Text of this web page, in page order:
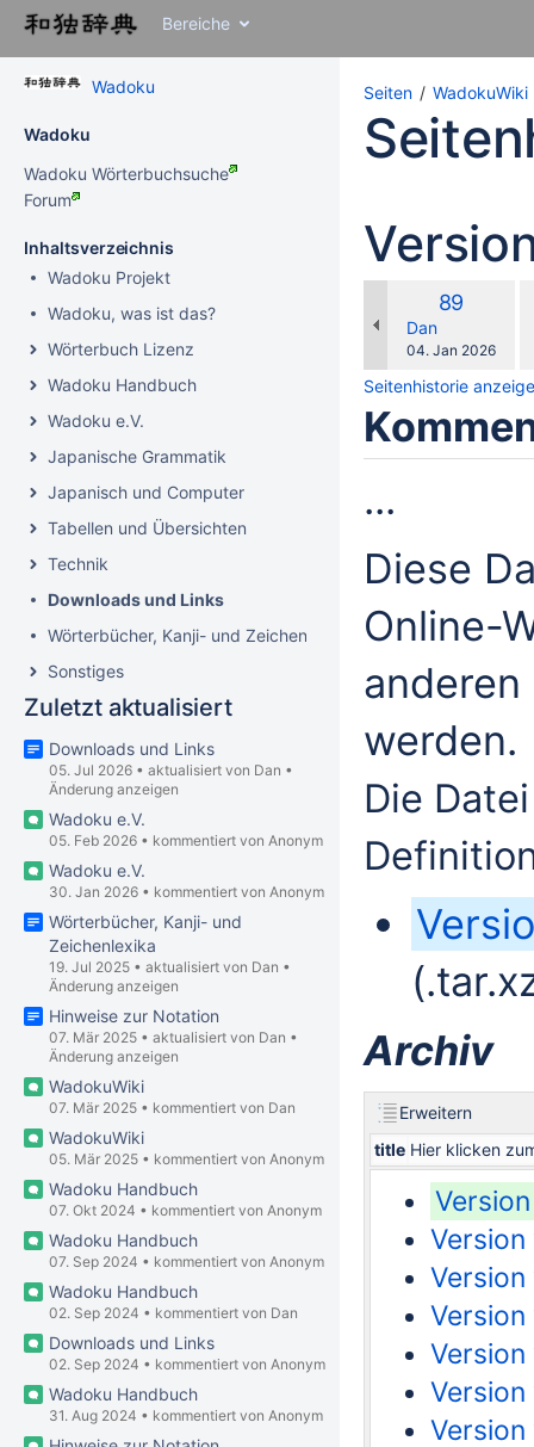
Inhalt
springen
springen
Überschriftmenü
springen
Aktionsmenü
springen
Schnellsuche
springen
Bereiche
Wadoku
Wadoku
Wadoku Wörterbuchsuche
Forum
Inhaltsverzeichnis
Wadoku Projekt
Wadoku, was ist das?
Wörterbuch Lizenz
Wadoku Handbuch
Wadoku e.V.
Japanische Grammatik
Japanisch und Computer
Tabellen und Übersichten
Technik
Downloads und Links
Wörterbücher, Kanji- und Zeichenlexika
Sonstiges
Zuletzt aktualisiert
Downloads und Links
05. Jul 2026 • aktualisiert von Dan •
Änderung anzeigen
Wadoku e.V.
05. Feb 2026 • kommentiert von Anonym
Wadoku e.V.
30. Jan 2026 • kommentiert von Anonym
Wörterbücher, Kanji- und
Zeichenlexika
19. Jul 2025 • aktualisiert von Dan •
Änderung anzeigen
Hinweise zur Notation
07. Mär 2025 • aktualisiert von Dan •
Änderung anzeigen
WadokuWiki
07. Mär 2025 • kommentiert von Dan
WadokuWiki
05. Mär 2025 • kommentiert von Anonym
Wadoku Handbuch
07. Okt 2024 • kommentiert von Anonym
Wadoku Handbuch
07. Sep 2024 • kommentiert von Anonym
Wadoku Handbuch
02. Sep 2024 • kommentiert von Dan
Downloads und Links
02. Sep 2024 • kommentiert von Anonym
Wadoku Handbuch
31. Aug 2024 • kommentiert von Anonym
Seiten WadokuWiki
Alte
Version
89
Dan
Gespeichert
04. Jan 2026
Seitenhistorie
...
Diese
Online-
werden.
Die
Archiv
Erweitern
title Hier klicken
Version
Version